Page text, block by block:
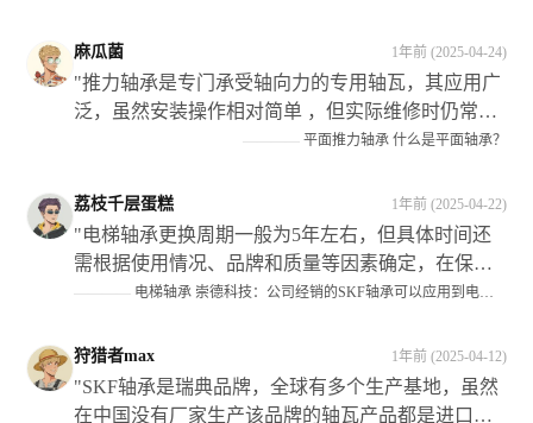
上适当的位置处从而避免死而影响侧姘的作用效果"
麻瓜菌 1年前 (2025-04-24)
"推力轴承是专门承受轴向力的专用轴瓦，其应用广
泛，虽然安装操作相对简单 ，但实际维修时仍常有
错误发生 ，在装配过程中需要注意以下几点：首先
型号和规格 ；最后确保正确区分紧环与松圈的安装
位置 此外还需注意保持架组件的选择以及滚动体的
材质等因素对整体性能的影响"
————平面推力轴承 什么是平面轴承？
荔枝千层蛋糕 1年前 (2025-04-22)
"电梯轴承更换周期一般为5年左右，但具体时间还
需根据使用情况、品牌和质量等因素确定，在保养
和维修过程中应注意检查曳引轮等关键部件的磨损
———— 电梯轴承 崇德科技：公司经销的SKF轴承可以应用到电梯设备中
狩猎者max 1年前 (2025-04-12)
"SKF轴承是瑞典品牌，全球有多个生产基地，虽然
在中国没有厂家生产该品牌的轴瓦产品都是进口的